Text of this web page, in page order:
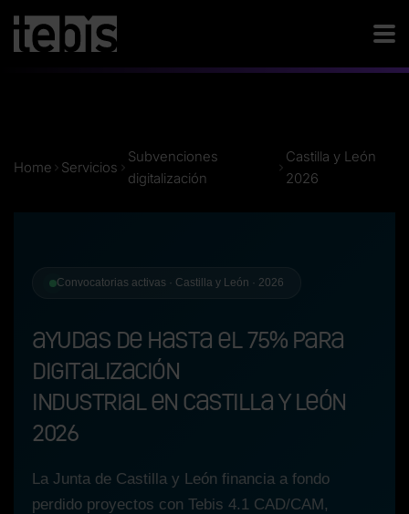
Home Servicios
Subvenciones
digitalización
Castilla y León
2026
Convocatorias activas · Castilla y León · 2026
Ayudas de hasta el 75% para
digitalización
industrial en Castilla y León
2026
La Junta de Castilla y León financia a fondo
perdido proyectos con Tebis 4.1 CAD/CAM,